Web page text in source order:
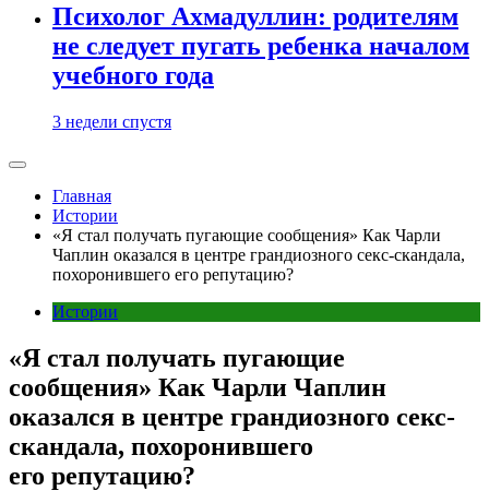
Психолог Ахмадуллин: родителям
не следует пугать ребенка началом
учебного года
3 недели спустя
Главная
Истории
«Я стал получать пугающие сообщения» Как Чарли
Чаплин оказался в центре грандиозного секс-скандала,
похоронившего его репутацию?
Истории
«Я стал получать пугающие
сообщения» Как Чарли Чаплин
оказался в центре грандиозного секс-
скандала, похоронившего
его репутацию?